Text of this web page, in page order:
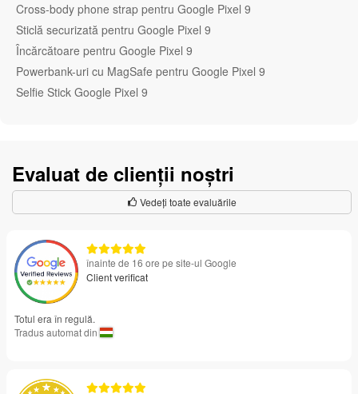
Cross-body phone strap pentru Google Pixel 9
Sticlă securizată pentru Google Pixel 9
Încărcătoare pentru Google Pixel 9
Powerbank-uri cu MagSafe pentru Google Pixel 9
Selfie Stick Google Pixel 9
Evaluat de clienții noștri
Vedeți toate evaluările
înainte de 16 ore pe site-ul Google
Client verificat
Totul era în regulă.
Tradus automat din